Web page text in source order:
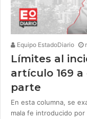
Equipo EstadoDiario
Límites al
artículo 169 a
parte
En esta columna, se
mala fe introducido